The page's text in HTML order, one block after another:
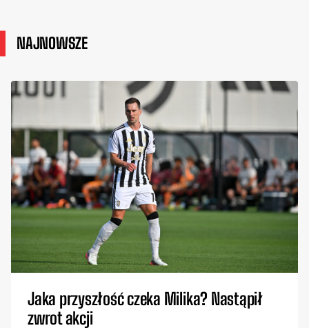
NAJNOWSZE
Jaka przyszłość czeka Milika? Nastąpił
zwrot akcji